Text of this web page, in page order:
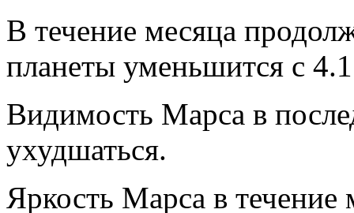
В течение месяца
планеты уменьшится с
Видимость Марса в
ухудшаться.
Яркость Марса в